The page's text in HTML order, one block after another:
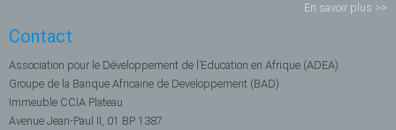
En savoir plus >>
Contact
Association pour le Développement de l’Education en Afrique (ADEA)
Groupe de la Banque Africaine de Developpement (BAD)
Immeuble CCIA Plateau
Avenue Jean-Paul II, 01 BP 1387